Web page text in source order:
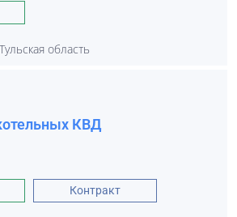
Тульская область
КВД
Контракт